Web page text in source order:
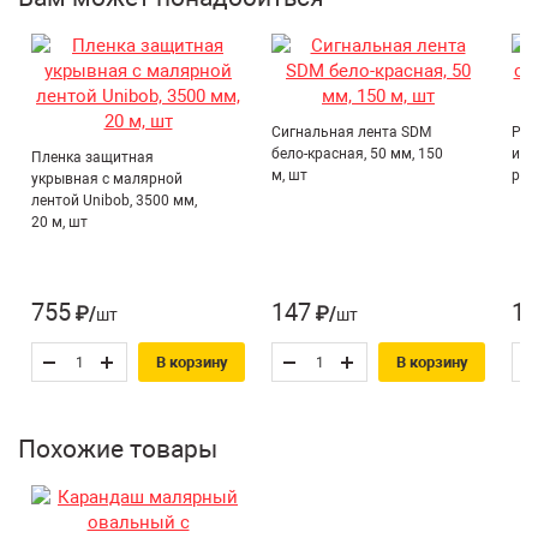
Вид работ:
Цвет: Серый
Материал: Графит
Деревянная
Страна производитель:
Пленка защитная
укрывная с малярной
лентой Unibob, 3500 мм,
20 м, шт
755 ₽/шт
В корзину
Сигнальная лента SDM
бело-красная, 50 мм, 150
м, шт
147 ₽/шт
В корзину
Похожие товары